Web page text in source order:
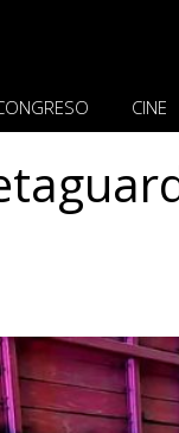
CINE